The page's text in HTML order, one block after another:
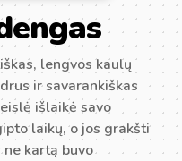
lengvos kaulų
ir savarankiškas
išlaikė savo
laikų, o jos grakšti
ne kartą buvo